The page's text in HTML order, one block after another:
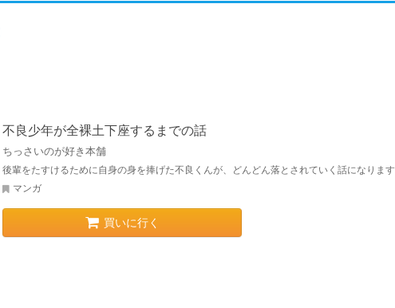
不良少年が全裸土下座するまでの話
ちっさいのが好き本舗
後輩をたすけるために自身の身を捧げた不良くんが、どんどん落とされていく話になりま
マンガ
買いに行く